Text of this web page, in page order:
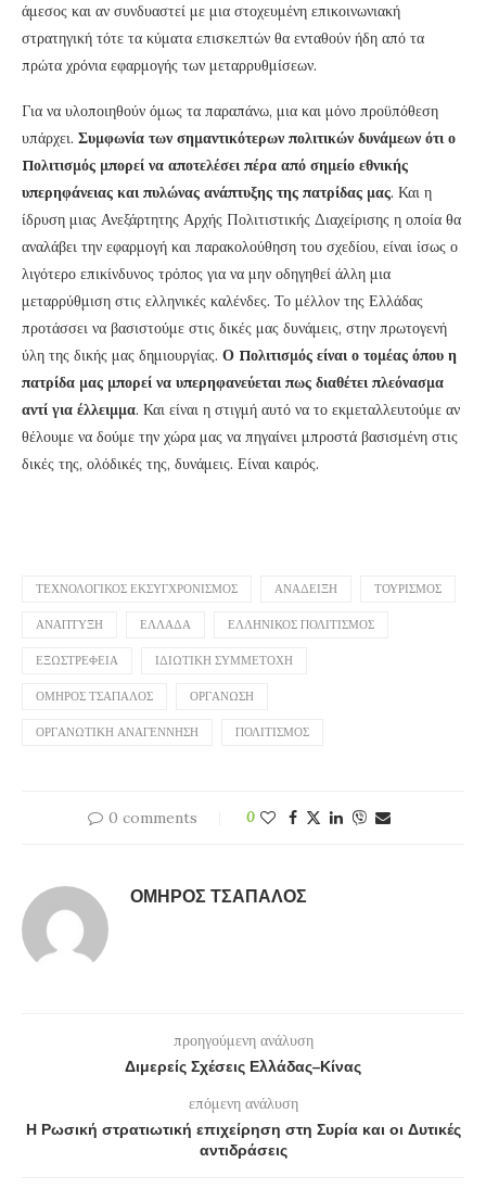
άμεσος και αν συνδυαστεί με μια στοχευμένη επικοινωνιακή
στρατηγική τότε τα κύματα επισκεπτών θα ενταθούν ήδη από τα
πρώτα χρόνια εφαρμογής των μεταρρυθμίσεων.
Για να υλοποιηθούν όμως τα παραπάνω, μια και μόνο προϋπόθεση
υπάρχει. Συμφωνία των σημαντικότερων πολιτικών δυνάμεων ότι ο
Πολιτισμός μπορεί να αποτελέσει πέρα από σημείο εθνικής
υπερηφάνειας και πυλώνας ανάπτυξης της πατρίδας μας. Και η
ίδρυση μιας Ανεξάρτητης Αρχής Πολιτιστικής Διαχείρισης η οποία θα
αναλάβει την εφαρμογή και παρακολούθηση του σχεδίου, είναι ίσως ο
λιγότερο επικίνδυνος τρόπος για να μην οδηγηθεί άλλη μια
μεταρρύθμιση στις ελληνικές καλένδες. Το μέλλον της Ελλάδας
προτάσσει να βασιστούμε στις δικές μας δυνάμεις, στην πρωτογενή
ύλη της δικής μας δημιουργίας. Ο Πολιτισμός είναι ο τομέας όπου η
πατρίδα μας μπορεί να υπερηφανεύεται πως διαθέτει πλεόνασμα
αντί για έλλειμμα. Και είναι η στιγμή αυτό να το εκμεταλλευτούμε αν
θέλουμε να δούμε την χώρα μας να πηγαίνει μπροστά βασισμένη στις
δικές της, ολόδικές της, δυνάμεις. Είναι καιρός.
ΤΕΧΝΟΛΟΓΙΚΌΣ ΕΚΣΥΓΧΡΟΝΙΣΜΌΣ ΑΝΆΔΕΙΞΗ ΤΟΥΡΙΣΜΌΣ
ΑΝΆΠΤΥΞΗ ΕΛΛΆΔΑ ΕΛΛΗΝΙΚΌΣ ΠΟΛΙΤΙΣΜΌΣ
ΕΞΩΣΤΡΈΦΕΙΑ ΙΔΙΩΤΙΚΉ ΣΥΜΜΕΤΟΧΉ
ΌΜΗΡΟΣ ΤΣΆΠΑΛΟΣ ΟΡΓΆΝΩΣΗ
ΟΡΓΑΝΩΤΙΚΉ ΑΝΑΓΈΝΝΗΣΗ ΠΟΛΙΤΙΣΜΌΣ
0 comments 0
ΌΜΗΡΟΣ ΤΣΆΠΑΛΟΣ
προηγούμενη ανάλυση
Διμερείς Σχέσεις Ελλάδας–Κίνας
επόμενη ανάλυση
Η Ρωσική στρατιωτική επιχείρηση στη Συρία και οι Δυτικές
αντιδράσεις